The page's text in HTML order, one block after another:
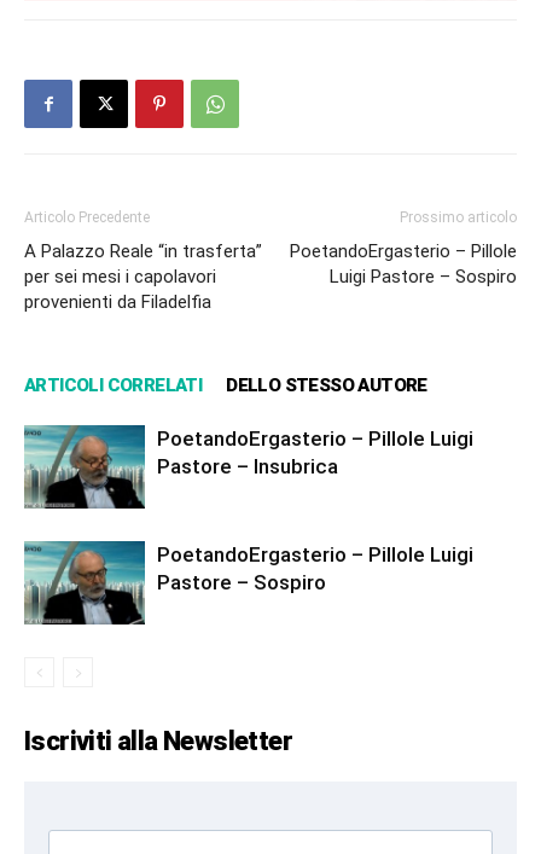
Articolo Precedente
A Palazzo Reale “in trasferta”
per sei mesi i capolavori
provenienti da Filadelfia
Prossimo articolo
PoetandoErgasterio – Pillole
Luigi Pastore – Sospiro
ARTICOLI CORRELATI DELLO STESSO AUTORE
PoetandoErgasterio – Pillole Luigi
Pastore – Insubrica
PoetandoErgasterio – Pillole Luigi
Pastore – Sospiro
Iscriviti alla Newsletter